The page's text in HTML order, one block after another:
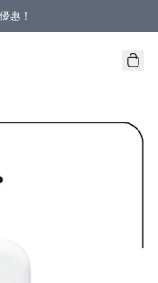
惠！